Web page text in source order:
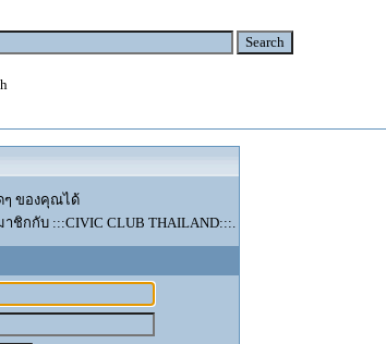
ๆ ของคุณได้
ชิกกับ :::CIVIC CLUB THAILAND:::.